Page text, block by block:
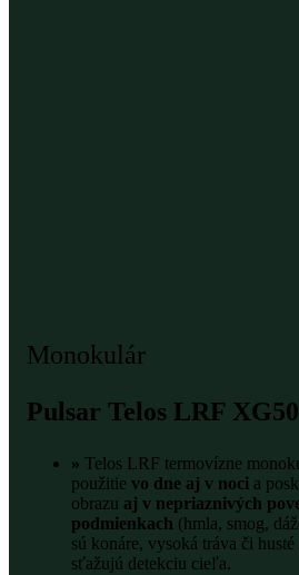
Monokulár
Pulsar Telos LRF XG50
» Telos LRF termovízne
použitie vo dne aj v noci a
obrazu aj v nepriaznivých
podmienkach (hmla, smog,
sú konáre, vysoká tráva či
sťažujú detekciu cieľa.